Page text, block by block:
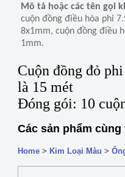
Mô tả hoặc các tên gọi
cuộn đồng điều hòa phi
8x1mm, cuộn đồng điều
1mm.
Cuộn đồng đỏ
là 15 mét
Đóng gói: 10
Các sản phẩm cùng
Home > Kim Loại Màu >